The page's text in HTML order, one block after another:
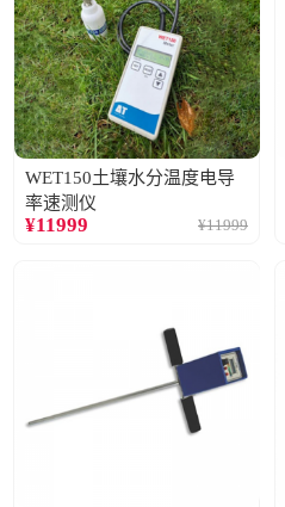
WET150土壤水分温度电导
率速测仪
¥11999 ¥11999